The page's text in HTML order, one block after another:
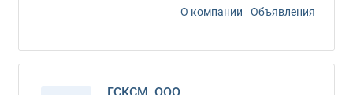
О компании
Объявления